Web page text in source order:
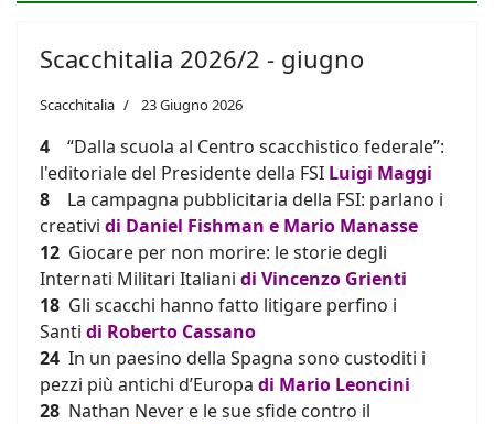
Scacchitalia 2026/2 - giugno
Scacchitalia 23 Giugno 2026
4 “Dalla scuola al Centro scacchistico federale”:
l'editoriale del Presidente della FSI Luigi Maggi
8 La campagna pubblicitaria della FSI: parlano i
creativi di Daniel Fishman e Mario Manasse
12 Giocare per non morire: le storiedegli
Internati Militari Italiani di Vincenzo Grienti
18 Gli scacchi hanno fatto litigare perfino i
Santi di Roberto Cassano
24 In un paesino della Spagna sono custoditi i
pezzi più antichi d’Europa di Mario Leoncini
28 Nathan Never e le sue sfide contro il